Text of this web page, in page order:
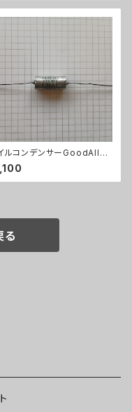
ルコンデンサーGoodAll
【在庫限り】
る